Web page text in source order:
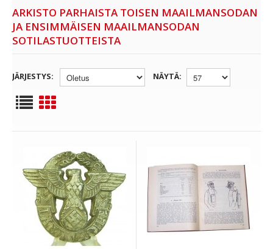
ARKISTO PARHAISTA TOISEN MAAILMANSODAN
JA ENSIMMÄISEN MAAILMANSODAN
SOTILASTUOTTEISTA
JÄRJESTYS: NÄYTÄ: